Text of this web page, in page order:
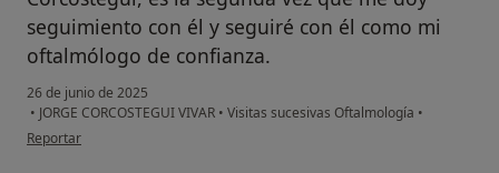
seguimiento con él y seguiré con él como mi
oftalmólogo de confianza.
26 de junio de 2025
• JORGE CORCOSTEGUI VIVAR • Visitas sucesivas Oftalmología •
en opinión del usuario LGF
Reportar